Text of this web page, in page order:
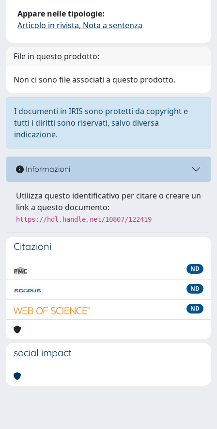
Appare nelle tipologie:
Articolo in rivista, Nota a sentenza
File in questo prodotto:
Non ci sono file associati a questo prodotto.
I documenti in IRIS sono protetti da copyright e
tutti i diritti sono riservati, salvo diversa
indicazione.
Informazioni
Utilizza questo identificativo per citare o creare un
link a questo documento:
https://hdl.handle.net/10807/122419
Citazioni
ND
ND
ND
social impact